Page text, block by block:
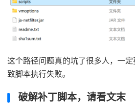
这个路径问题真的坑了很多人，一
致脚本执行失败。
破解补丁脚本，请看文末